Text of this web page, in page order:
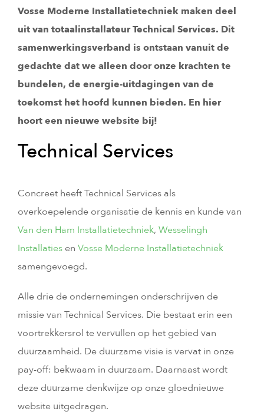
Vosse Moderne Installatietechniek maken deel
uit van totaalinstallateur Technical Services. Dit
samenwerkingsverband is ontstaan vanuit de
gedachte dat we alleen door onze krachten te
bundelen, de energie-uitdagingen van de
toekomst het hoofd kunnen bieden. En hier
hoort een nieuwe website bij!
Technical Services
Concreet heeft Technical Services als
overkoepelende organisatie de kennis en kunde van
Van den Ham Installatietechniek, Wesselingh
Installaties en Vosse Moderne Installatietechniek
samengevoegd.
Alle drie de ondernemingen onderschrijven de
missie van Technical Services. Die bestaat erin een
voortrekkersrol te vervullen op het gebied van
duurzaamheid. De duurzame visie is vervat in onze
pay-off: bekwaam in duurzaam. Daarnaast wordt
deze duurzame denkwijze op onze gloednieuwe
website uitgedragen.